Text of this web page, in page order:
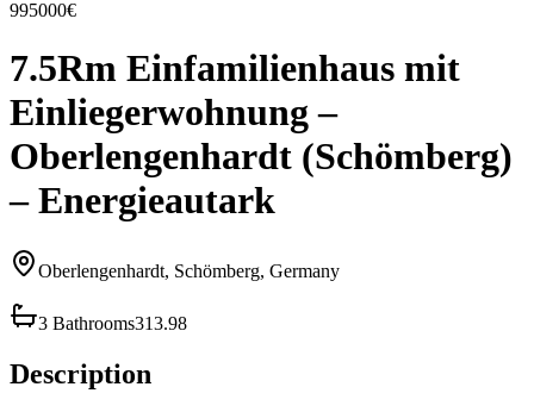
995000€
7.5Rm Einfamilienhaus mit
Einliegerwohnung –
Oberlengenhardt (Schömberg)
– Energieautark
Oberlengenhardt, Schömberg, Germany
3 Bathrooms313.98
Description